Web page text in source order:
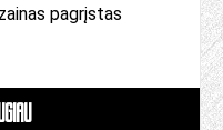
pagrįstas